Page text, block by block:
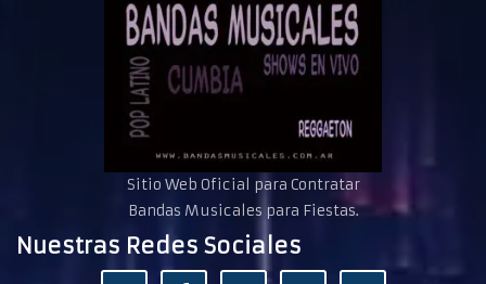
Sitio Web Oficial para Contratar
Bandas Musicales para Fiestas.
Nuestras Redes Sociales